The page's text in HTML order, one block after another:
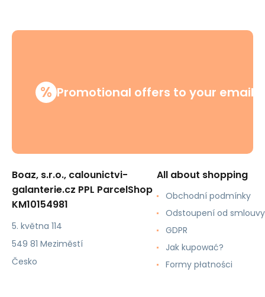
% Promotional offers to your email
Boaz, s.r.o., calounictvi-
galanterie.cz PPL ParcelShop
KM10154981
5. května 114
549 81 Meziměstí
Česko
All about shopping
Obchodní podmínky
Odstoupení od smlouvy
GDPR
Jak kupować?
Formy płatności